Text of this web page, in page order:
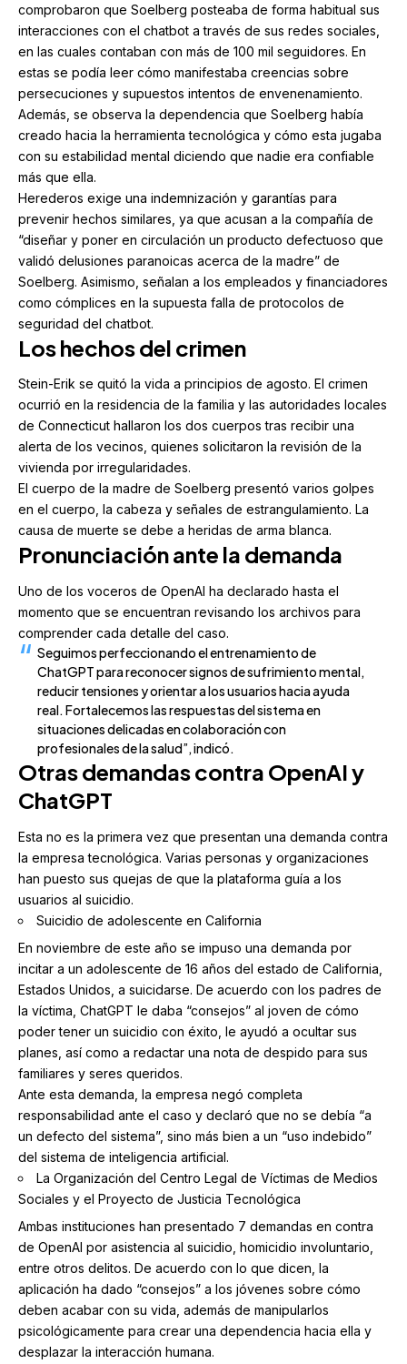
comprobaron que Soelberg posteaba de forma habitual sus
interacciones con el chatbot a través de sus redes sociales,
en las cuales contaban con más de 100 mil seguidores. En
estas se podía leer cómo manifestaba creencias sobre
persecuciones y supuestos intentos de envenenamiento.
Además, se observa la dependencia que Soelberg había
creado hacia la herramienta tecnológica y cómo esta jugaba
con su estabilidad mental diciendo que nadie era confiable
más que ella.
Herederos exige una indemnización y garantías para
prevenir hechos similares, ya que acusan a la compañía de
“diseñar y poner en circulación un producto defectuoso que
validó delusiones paranoicas acerca de la madre” de
Soelberg. Asimismo, señalan a los empleados y financiadores
como cómplices en la supuesta falla de protocolos de
seguridad del chatbot.
Los hechos del crimen
Stein-Erik se quitó la vida a principios de agosto. El crimen
ocurrió en la residencia de la familia y las autoridades locales
de Connecticut hallaron los dos cuerpos tras recibir una
alerta de los vecinos, quienes solicitaron la revisión de la
vivienda por irregularidades.
El cuerpo de la madre de Soelberg presentó varios golpes
en el cuerpo, la cabeza y señales de estrangulamiento. La
causa de muerte se debe a heridas de arma blanca.
Pronunciación ante la demanda
Uno de los voceros de OpenAI ha declarado hasta el
momento que se encuentran revisando los archivos para
comprender cada detalle del caso.
Seguimos perfeccionando el entrenamiento de
ChatGPT para reconocer signos de sufrimiento mental,
reducir tensiones y orientar a los usuarios hacia ayuda
real. Fortalecemos las respuestas del sistema en
situaciones delicadas en colaboración con
profesionales de la salud”, indicó.
Otras demandas contra OpenAIy
ChatGPT
Esta no es la primera vez que presentan una demanda contra
la empresa tecnológica. Varias personas y organizaciones
han puesto sus quejas de que la plataforma guía a los
usuarios al suicidio.
Suicidio de adolescente en California
En noviembre de este año se impuso una demanda por
incitar a un adolescente de 16 años del estado de California,
Estados Unidos, a suicidarse. De acuerdo con los padres de
la víctima, ChatGPT le daba “consejos” al joven de cómo
poder tener un suicidio con éxito, le ayudó a ocultar sus
planes, así como a redactar una nota de despido para sus
familiares y seres queridos.
Ante esta demanda, la empresa negó completa
responsabilidad ante el caso y declaró que no se debía “a
un defecto del sistema”, sino más bien a un “uso indebido”
del sistema de inteligencia artificial.
La Organización del Centro Legal de Víctimas de Medios
Sociales y el Proyecto de Justicia Tecnológica
Ambas instituciones han presentado 7 demandas en contra
de OpenAI por asistencia al suicidio, homicidio involuntario,
entre otros delitos. De acuerdo con lo que dicen, la
aplicación ha dado “consejos” a los jóvenes sobre cómo
deben acabar con su vida, además de manipularlos
psicológicamente para crear una dependencia hacia ella y
desplazar la interacción humana.